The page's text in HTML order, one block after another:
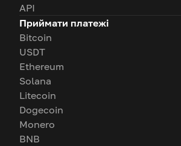
API
Приймати платежі
Bitcoin
USDT
Ethereum
Solana
Litecoin
Dogecoin
Monero
BNB